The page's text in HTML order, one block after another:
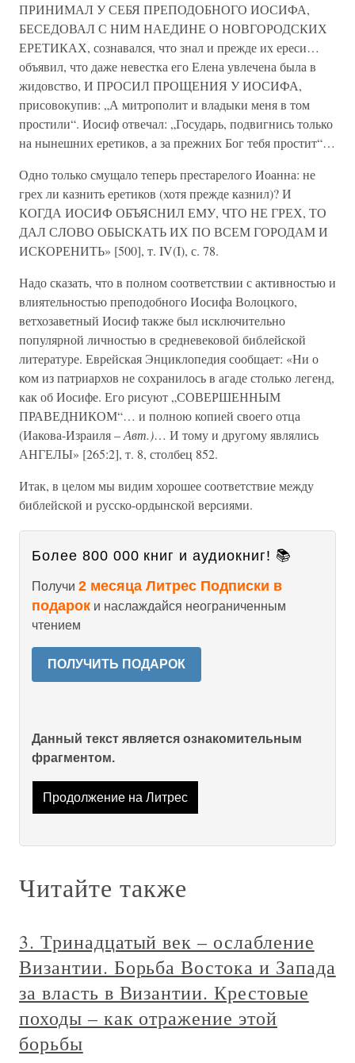
ПРИНИМАЛ У СЕБЯ ПРЕПОДОБНОГО ИОСИФА,
БЕСЕДОВАЛ С НИМ НАЕДИНЕ О НОВГОРОДСКИХ
ЕРЕТИКАХ, сознавался, что знал и прежде их ереси…
объявил, что даже невестка его Елена увлечена была в
жидовство, И ПРОСИЛ ПРОЩЕНИЯ У ИОСИФА,
присовокупив: „А митрополит и владыки меня в том
простили“. Иосиф отвечал: „Государь, подвигнись только
на нынешних еретиков, а за прежних Бог тебя простит“…
Одно только смущало теперь престарелого Иоанна: не
грех ли казнить еретиков (хотя прежде казнил)? И
КОГДА ИОСИФ ОБЪЯСНИЛ ЕМУ, ЧТО НЕ ГРЕХ, ТО
ДАЛ СЛОВО ОБЫСКАТЬ ИХ ПО ВСЕМ ГОРОДАМ И
ИСКОРЕНИТЬ» [500], т. IV(I), с. 78.
Надо сказать, что в полном соответствии с активностью и
влиятельностью преподобного Иосифа Волоцкого,
ветхозаветный Иосиф также был исключительно
популярной личностью в средневековой библейской
литературе. Еврейская Энциклопедия сообщает: «Ни о
ком из патриархов не сохранилось в агаде столько легенд,
как об Иосифе. Его рисуют „СОВЕРШЕННЫМ
ПРАВЕДНИКОМ“… и полною копией своего отца
(Иакова-Израиля –Авт.)… И тому и другому являлись
АНГЕЛЫ» [265:2], т. 8, столбец 852.
Итак, в целом мы видим хорошее соответствие между
библейской и русско-ордынской версиями.
Более 800 000 книг и аудиокниг! 📚
Получи 2 месяца Литрес Подписки в
подарок и наслаждайся неограниченным
чтением
ПОЛУЧИТЬ ПОДАРОК
Данный текст является ознакомительным
фрагментом.
Продолжение на Литрес
Читайте также
3. Тринадцатый век – ослабление
Византии. Борьба Востока и Запада
за власть в Византии. Крестовые
походы – как отражение этой
борьбы